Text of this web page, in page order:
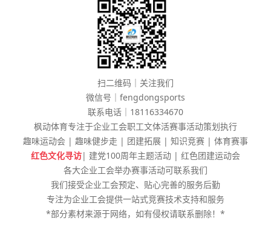
扫二维码｜关注我们
微信号｜fengdongsports
联系电话｜18116334670
枫动体育专注于企业工会职工文体活赛事活动策划执行
趣味运动会 | 趣味健步走 | 团建拓展 | 知识竞赛 | 体育赛事
红色文化寻访| 建党100周年主题活动 | 红色团建运动会
各大企业工会举办赛事活动可联系我们
我们接受企业工会预定、贴心完善的服务后勤
专注为企业工会提供一站式竞赛技术支持和服务
*部分素材来源于网络，如有侵权请联系删除！*